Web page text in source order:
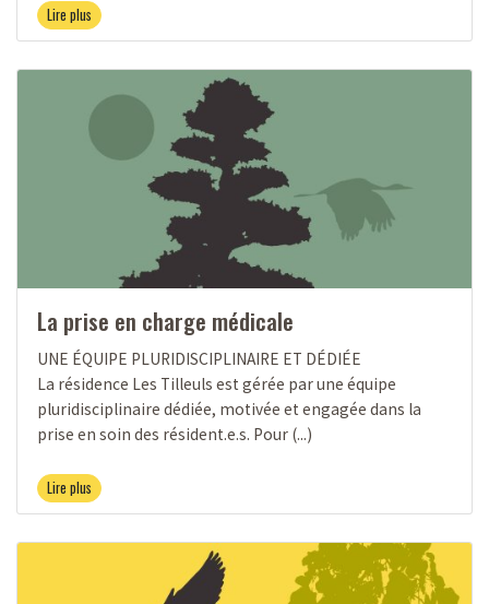
Lire plus
La prise en charge médicale
UNE ÉQUIPE PLURIDISCIPLINAIRE ET DÉDIÉE
La résidence Les Tilleuls est gérée par une équipe
pluridisciplinaire dédiée, motivée et engagée dans la
prise en soin des résident.e.s. Pour (...)
Lire plus